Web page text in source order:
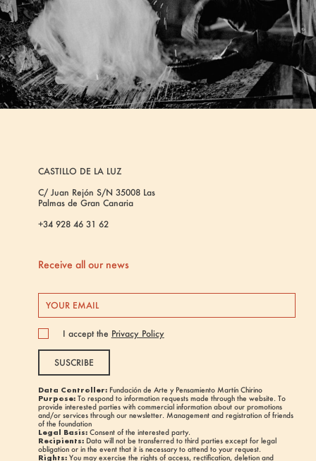
CASTILLO DE LA LUZ
C/ Juan Rejón S/N 35008 Las
Palmas de Gran Canaria
+34 928 46 31 62
Receive all our news
I accept the Privacy Policy
SUSCRIBE
Data Controller:Fundación de Arte y Pensamiento Martín Chirino
Purpose:To respond to information requests made through the website. To
provide interested parties with commercial information about our promotions
and/or services through our newsletter. Management and registration of friends
of the foundation
Legal Basis:Consent of the interested party.
Recipients:Data will not be transferred to third parties except for legal
obligation or in the event that it is necessary to attend to your request.
Rights:You may exercise the rights of access, rectification, deletion and